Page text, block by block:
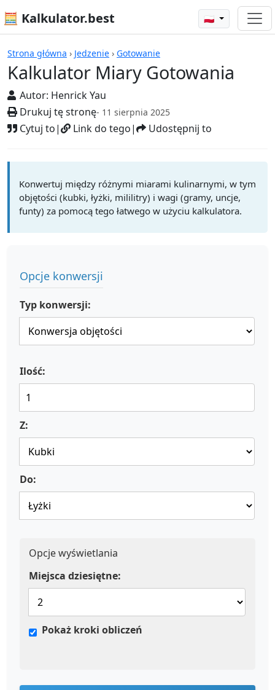
🧮 Kalkulator.best 🇵🇱
Strona główna › Jedzenie › Gotowanie
Kalkulator Miary Gotowania
Autor: Henrick Yau
Drukuj tę stronę- 11 sierpnia 2025
Cytuj to| Link do tego| Udostępnij to
Kalkulatory
Konwertuj między różnymi miarami kulinarnymi, w tym
objętości (kubki, łyżki, mililitry) i wagi (gramy, uncje,
funty) za pomocą tego łatwego w użyciu kalkulatora.
Opcje konwersji
Typ konwersji:
Ilość:
Z:
Do:
Opcje wyświetlania
Miejsca dziesiętne:
Pokaż kroki obliczeń